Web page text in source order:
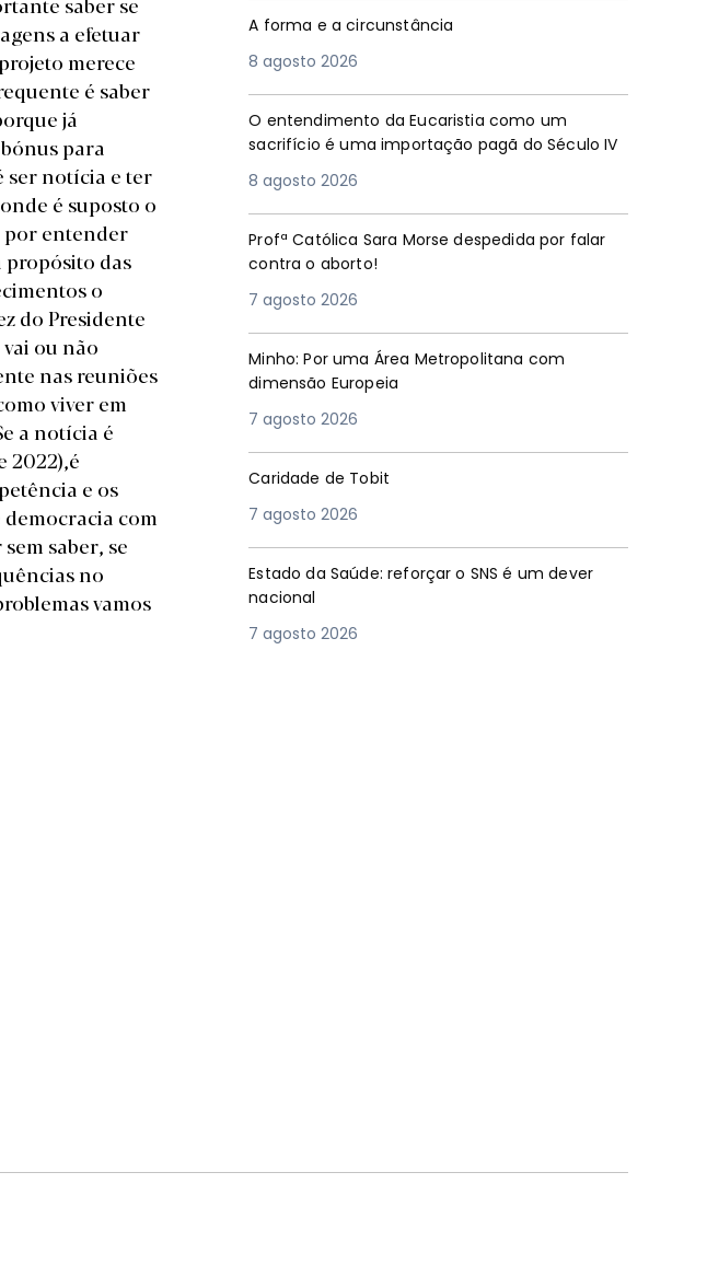
a efetuar
merece
é saber
já
para
ser notícia e ter
é suposto o
por entender
propósito das
o
do Presidente
ou não
nas reuniões
viver em
a notícia é
2022),é
e os
com
saber, se
no
vamos
A forma e a circunstância
8 agosto 2026
O entendimento da Eucaristia como um
sacrifício é uma importação pagã do Século IV
8 agosto 2026
Profª Católica Sara Morse despedida por falar
contra o aborto!
7 agosto 2026
Minho: Por uma Área Metropolitana com
dimensão Europeia
7 agosto 2026
Caridade de Tobit
7 agosto 2026
Estado da Saúde: reforçar o SNS é um dever
nacional
7 agosto 2026